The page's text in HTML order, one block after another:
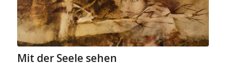
Mit der Seele sehen